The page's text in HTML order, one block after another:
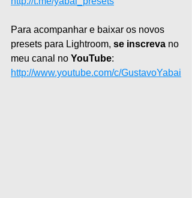
Para acompanhar e baixar os novos
presets para Lightroom, se inscreva no
meu canal no YouTube:
http://www.youtube.com/c/GustavoYabai